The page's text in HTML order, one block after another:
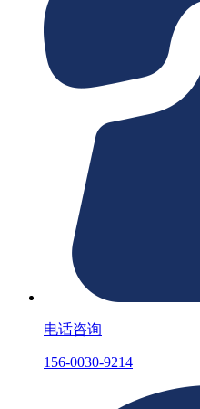
电话咨询
156-0030-9214